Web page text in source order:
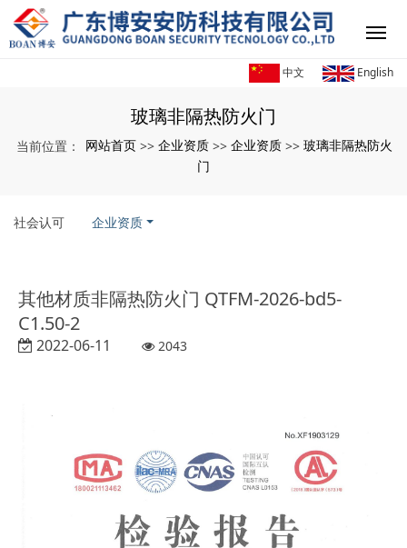
中文 English
玻璃非隔热防火门
当前位置： 网站首页 >> 企业资质 >> 企业资质 >> 玻璃非隔热防火
门
社会认可 企业资质
其他材质非隔热防火门 QTFM-2026-bd5-
C1.50-2
2022-06-11 2043